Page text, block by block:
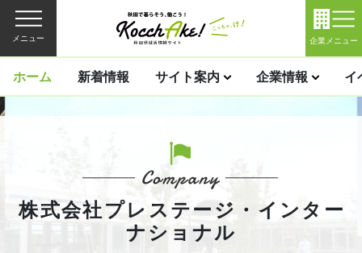
メニュー 企業メニュー
ホーム 新着情報 サイト案内 企業情報 イ
株式会社プレステージ・インター
ナショナル